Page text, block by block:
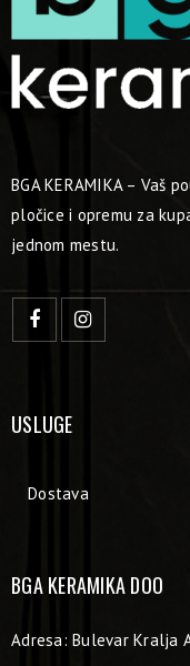
BGA KERAMIKA – Vaš
pločice i opremu za
jednom mestu.
USLUGE
Dostava
BGA KERAMIKA DOO
Adresa: Bulevar Kralja